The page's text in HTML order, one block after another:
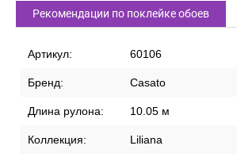
Рекомендации по поклейке обоев
Артикул: 60106
Бренд: Casato
Длина рулона: 10.05 м
Коллекция: Liliana